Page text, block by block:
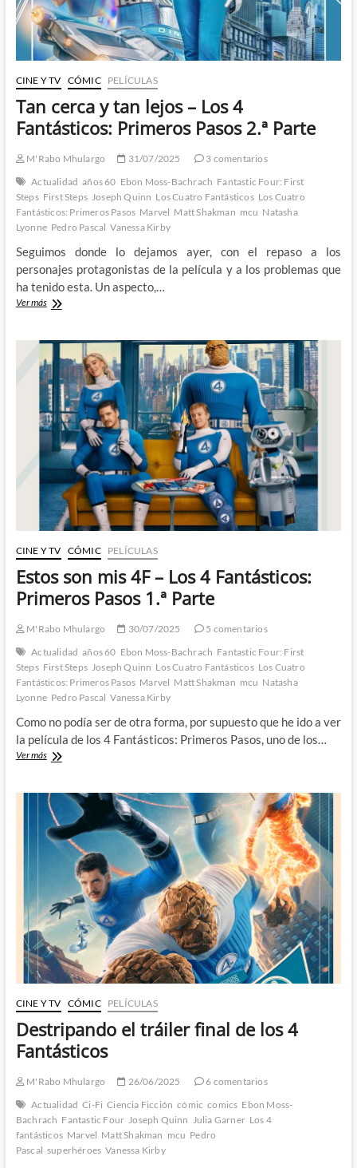
CINE Y TV CÓMIC PELÍCULAS
Tan cerca y tan lejos – Los 4
Fantásticos: Primeros Pasos 2.ª Parte
M'Rabo Mhulargo 31/07/2025
3 comentarios
Actualidad años 60 Ebon Moss-Bachrach Fantastic Four: First
Steps First Steps Joseph Quinn Los Cuatro Fantásticos Los Cuatro
Fantásticos: Primeros Pasos Marvel Matt Shakman mcu Natasha
Lyonne Pedro Pascal Vanessa Kirby
Seguimos donde lo dejamos ayer, con el repaso a los
personajes protagonistas de la película y a los problemas que
ha tenido esta. Un aspecto,…
Ver másTan
tan
lejos
–
Los
4
Fantásticos:
Primeros
Pasos
CINE Y TV CÓMIC PELÍCULAS
Estos son mis 4F – Los 4 Fantásticos:
Primeros Pasos 1.ª Parte
M'Rabo Mhulargo 30/07/2025
5 comentarios
Actualidad años 60 Ebon Moss-Bachrach Fantastic Four: First
Steps First Steps Joseph Quinn Los Cuatro Fantásticos Los Cuatro
Fantásticos: Primeros Pasos Marvel Matt Shakman mcu Natasha
Lyonne Pedro Pascal Vanessa Kirby
Como no podía ser de otra forma, por supuesto que he ido a ver
la película de los 4 Fantásticos: Primeros Pasos, uno de los…
Ver másEstos
4F
–
Los
4
Fantásticos:
Primeros
1.ª
Parte
CINE Y TV CÓMIC PELÍCULAS
Destripando el tráiler final de los 4
Fantásticos
M'Rabo Mhulargo 26/06/2025
6 comentarios
Actualidad Ci-Fi Ciencia Ficción cómic comics Ebon Moss-
Bachrach Fantastic Four Joseph Quinn Julia Garner Los 4
fantásticos Marvel Matt Shakman mcu Pedro
Pascal superhéroes Vanessa Kirby